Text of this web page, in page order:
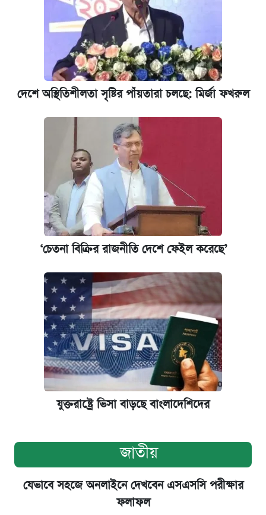
দেশে অস্থিতিশীলতা সৃষ্টির পাঁয়তারা চলছে: মির্জা ফখরুল
‘চেতনা বিক্রির রাজনীতি দেশে ফেইল করেছে’
যুক্তরাষ্ট্রে ভিসা বাড়ছে বাংলাদেশিদের
জাতীয়
যেভাবে সহজে অনলাইনে দেখবেন এসএসসি পরীক্ষার
ফলাফল